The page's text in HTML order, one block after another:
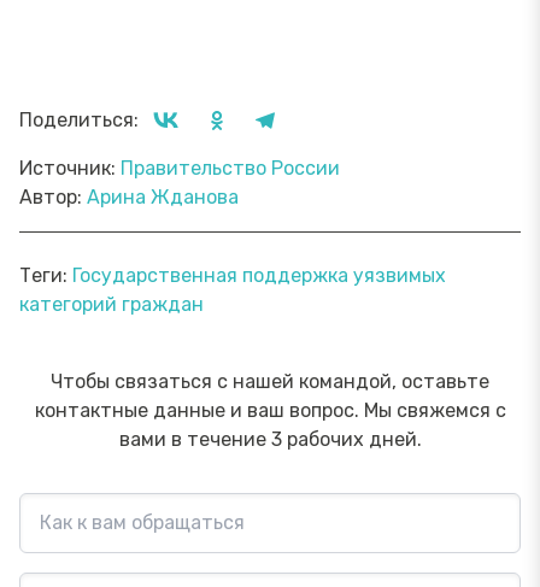
Поделиться:
Источник: Правительство России
Автор: Арина Жданова
Теги: Государственная поддержка уязвимых
категорий граждан
Чтобы связаться с нашей командой, оставьте
контактные данные и ваш вопрос. Мы свяжемся с
вами в течение 3 рабочих дней.